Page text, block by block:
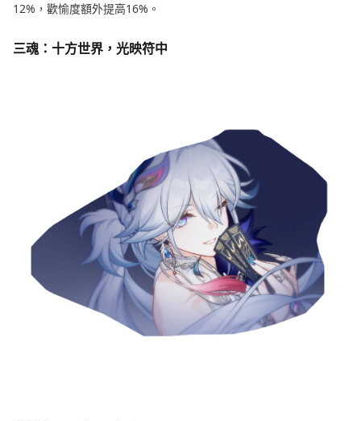
12%，歡愉度額外提高16%。
三魂：十方世界，光映符中